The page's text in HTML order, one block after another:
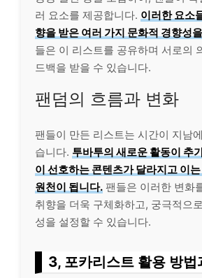
러 요소를 제공합니다. 이러한 요소
향을 받은 여러 가지 문화적 경향성
들은 이 리스트를 공유하며 서로의
드백을 받을 수 있습니다.
팬덤의 흐름과 변화
팬들이 만든 리스트는 시간이 지남
습니다. 투바투의 새로운 활동이 추
이 선호하는 콘텐츠가 달라지고 이
원천이 됩니다. 팬들은 이러한 변화
취향을 더욱 구체화하고, 궁극적으
성을 설정할 수 있습니다.
3, 포카리스트 활용 방법